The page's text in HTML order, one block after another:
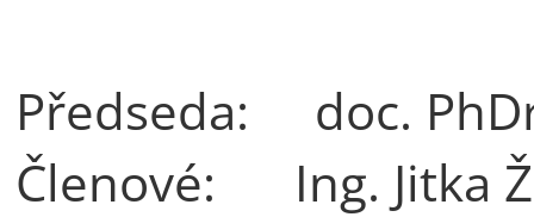
Předseda: doc.
Členové: Ing.